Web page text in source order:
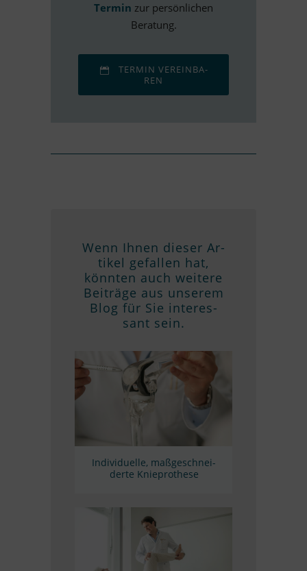
Ter­min zur per­sön­li­chen
Beratung.
TER­MIN VER­EIN­BA­
REN
Wenn Ih­nen die­ser Ar­
ti­kel ge­fal­len hat,
könn­ten auch wei­tere
Bei­träge aus un­se­rem
Blog für Sie in­ter­es­
sant sein.
In­di­vi­du­elle, maß­ge­schnei­
derte Knieprothese